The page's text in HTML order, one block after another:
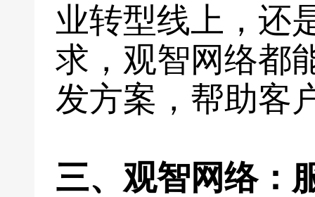
业转型线上，还
求，观智网络都
发方案，帮助客
三、观智网络：